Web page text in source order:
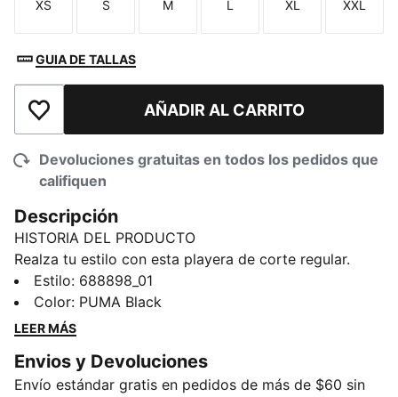
Talla
XS
Talla
S
Talla
M
Talla
L
Talla
XL
Talla
XXL
GUIA DE TALLAS
Añadir a la lista de deseosAÑADIR AL CARRITO
Devoluciones gratuitas en todos los pedidos que
califiquen
Descripción
HISTORIA DEL PRODUCTO
Realza tu estilo con esta playera de corte regular.
Hecha de algodón suave, muestra gráficos audaces
inspirados en las carreras que agregan energía
dinámica a tu estilo diario. Ya sea que estés en la calle
para un estilo PUMA sin esfuerzo.
DETALLES
Estilo: 688898_01
Color: PUMA Black
LEER MÁS
Envios y Devoluciones
Envío estándar gratis en pedidos de más de $60 sin